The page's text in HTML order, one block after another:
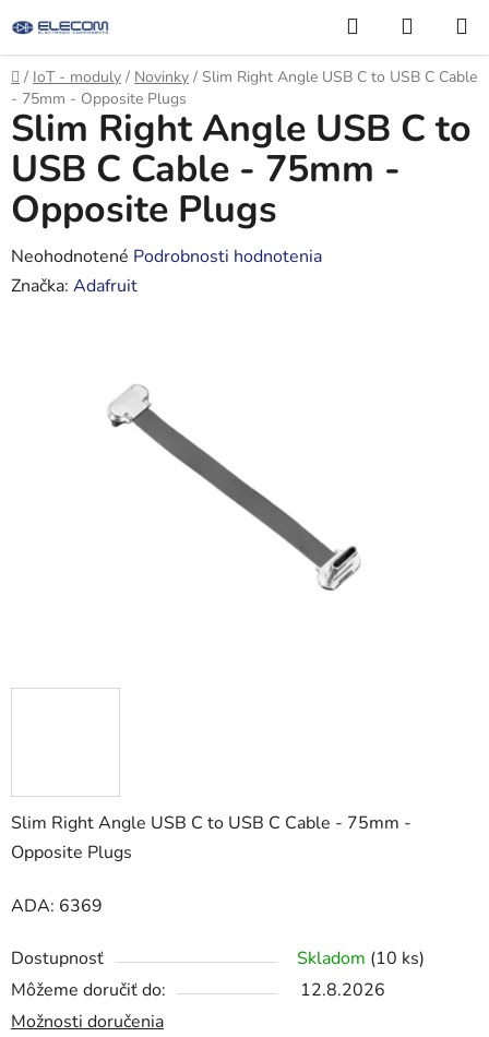
na
obsah
Hľadať
KOŠÍK
Domov
/ IoT - moduly / Novinky / Slim Right Angle USB C to USB C Cable
- 75mm - Opposite Plugs
Slim Right Angle USB C to USB C Cable - 75mm -
Opposite Plugs
ADA: 6369
Dostupnosť Skladom (10 ks)
Môžeme doručiť do:
12.8.2026
Možnosti doručenia
Slim Right Angle USB C to
USB C Cable - 75mm -
Opposite Plugs
Priemerné
hodnotenie
Neohodnotené Podrobnosti hodnotenia
Značka: Adafruit